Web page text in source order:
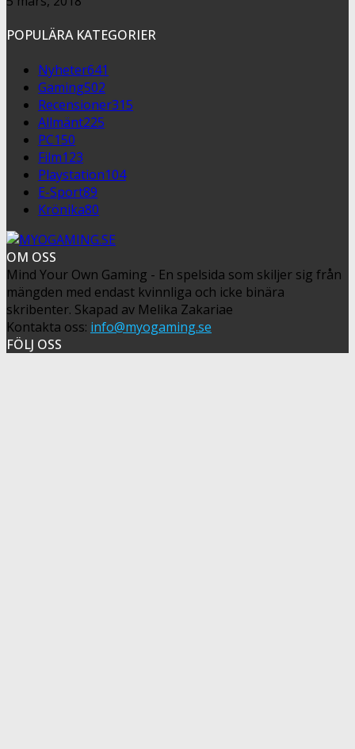
POPULÄRA KATEGORIER
Nyheter641
Gaming502
Recensioner315
Allmänt225
PC150
Film123
Playstation104
E-Sport89
Krönika80
OM OSS
Mind Your Own Gaming - En spelsida som skiljer sig från
mängden med endast kvinnliga och icke binära
skribenter. Skapad av Melika Zakariae
Kontakta oss: info@myogaming.se
FÖLJ OSS